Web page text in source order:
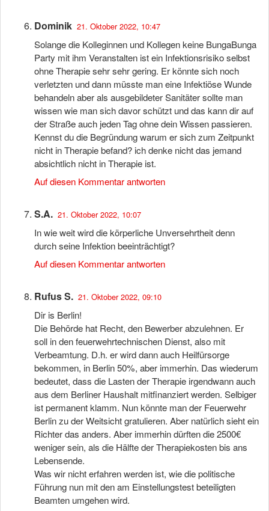
Dominik 21. Oktober 2022, 10:47
Solange die Kolleginnen und Kollegen keine BungaBunga
Party mit ihm Veranstalten ist ein Infektionsrisiko selbst
ohne Therapie sehr sehr gering. Er könnte sich noch
verletzten und dann müsste man eine Infektiöse Wunde
behandeln aber als ausgebildeter Sanitäter sollte man
wissen wie man sich davor schützt und das kann dir auf
der Straße auch jeden Tag ohne dein Wissen passieren.
Kennst du die Begründung warum er sich zum Zeitpunkt
nicht in Therapie befand? ich denke nicht das jemand
absichtlich nicht in Therapie ist.
Auf diesen Kommentar antworten
S.A. 21. Oktober 2022, 10:07
In wie weit wird die körperliche Unversehrtheit denn
durch seine Infektion beeinträchtigt?
Auf diesen Kommentar antworten
Rufus S. 21. Oktober 2022, 09:10
Dir is Berlin!
Die Behörde hat Recht, den Bewerber abzulehnen. Er
soll in den feuerwehrtechnischen Dienst, also mit
Verbeamtung. D.h. er wird dann auch Heilfürsorge
bekommen, in Berlin 50%, aber immerhin. Das wiederum
bedeutet, dass die Lasten der Therapie irgendwann auch
aus dem Berliner Haushalt mitfinanziert werden. Selbiger
ist permanent klamm. Nun könnte man der Feuerwehr
Berlin zu der Weitsicht gratulieren. Aber natürlich sieht ein
Richter das anders. Aber immerhin dürften die 2500€
weniger sein, als die Hälfte der Therapiekosten bis ans
Lebensende.
Was wir nicht erfahren werden ist, wie die politische
Führung nun mit den am Einstellungstest beteiligten
Beamten umgehen wird.